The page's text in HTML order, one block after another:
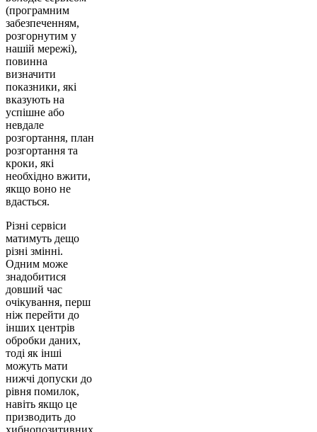
(програмним
забезпеченням,
розгорнутим у
нашій мережі),
повинна
визначити
показники, які
вказують на
успішне або
невдале
розгортання, план
розгортання та
кроки, які
необхідно вжити,
якщо воно не
вдасться.
Різні сервіси
матимуть дещо
різні змінні.
Одним може
знадобитися
довший час
очікування, перш
ніж перейти до
інших центрів
обробки даних,
тоді як інші
можуть мати
нижчі допуски до
рівня помилок,
навіть якщо це
призводить до
хибнопозитивних